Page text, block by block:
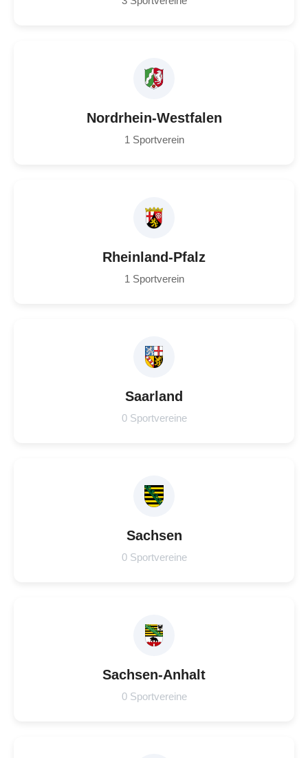
Nordrhein-Westfalen
1 Sportverein
Rheinland-Pfalz
1 Sportverein
Saarland
0 Sportvereine
Sachsen
0 Sportvereine
Sachsen-Anhalt
0 Sportvereine